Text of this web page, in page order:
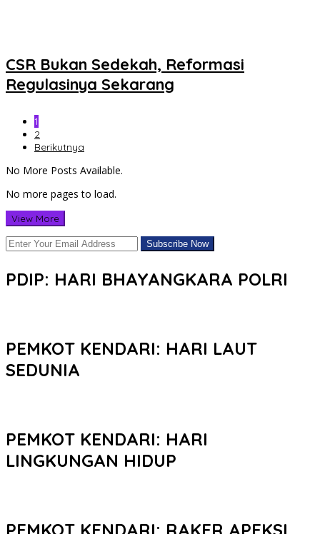
CSR Bukan Sedekah, Reformasi
Regulasinya Sekarang
1
2
Berikutnya
No More Posts Available.
No more pages to load.
View More
PDIP: HARI BHAYANGKARA POLRI
PEMKOT KENDARI: HARI LAUT
SEDUNIA
PEMKOT KENDARI: HARI
LINGKUNGAN HIDUP